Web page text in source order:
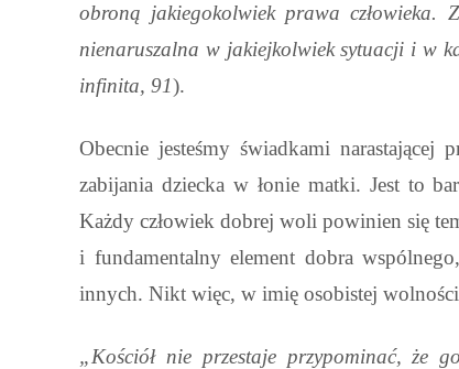
obroną jakiegokolwiek prawa człowieka.
nienaruszalna w jakiejkolwiek sytuacji i w
infinita, 91).
Obecnie jesteśmy świadkami
zabijania dziecka w łonie matki. Jest to
Każdy człowiek dobrej woli powinien się
i fundamentalny element dobra
innych. Nikt więc, w imię osobistej
„Kościół nie przestaje przypominać, że